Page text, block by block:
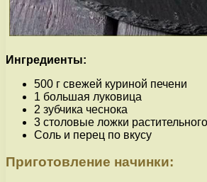
Ингредиенты:
500 г свежей куриной печени
1 большая луковица
2 зубчика чеснока
3 столовые ложки
Соль и перец по вкусу
Приготовление начинки: